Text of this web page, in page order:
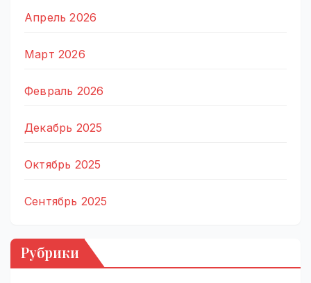
Апрель 2026
Март 2026
Февраль 2026
Декабрь 2025
Октябрь 2025
Сентябрь 2025
Рубрики